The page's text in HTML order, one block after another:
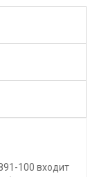
100 входит